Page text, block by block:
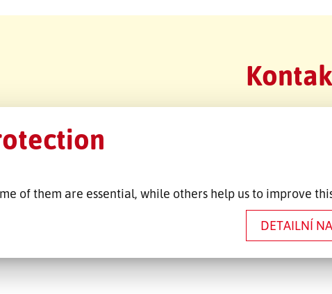
of them are essential, while others help us to improve
DETAILNÍ